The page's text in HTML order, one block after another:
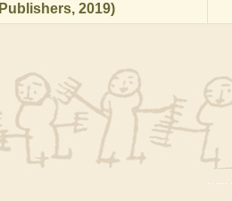
Publishers, 2019)